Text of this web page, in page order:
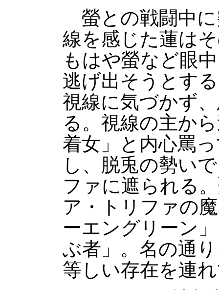
螢との戦闘中
線を感じた蓮は
もはや螢など眼
逃げ出そうとす
視線に気づかず
る。視線の主か
着女」と内心罵
し、脱兎の勢い
ファに遮られる
ア・トリファの
ーエングリーン
ぶ者」。名の通
等しい存在を連